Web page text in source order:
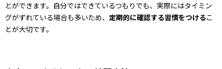
とができます。自分ではできているつもりでも、実際にはタイミン
グがずれている場合も多いため、 定期的に確認する習慣をつけるこ
とが大切です。